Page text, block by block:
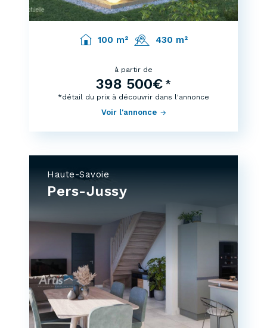
100 m² 430 m²
à partir de
398 500€ *
Voir l'annonce
*détail du prix à découvrir dans l'annonce
Haute-Savoie
Pers-Jussy